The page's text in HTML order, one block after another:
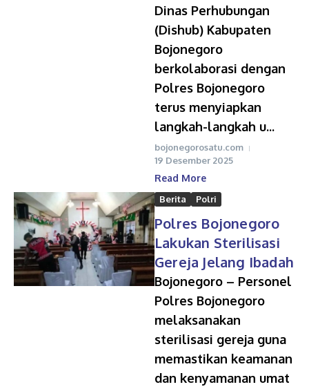
Dinas Perhubungan
(Dishub) Kabupaten
Bojonegoro
berkolaborasi dengan
Polres Bojonegoro
terus menyiapkan
langkah-langkah u...
bojonegorosatu.com
19 Desember 2025
Read More
Berita Polri
Polres Bojonegoro
Lakukan Sterilisasi
Gereja Jelang Ibadah
Bojonegoro – Personel
Polres Bojonegoro
melaksanakan
sterilisasi gereja guna
memastikan keamanan
dan kenyamanan umat